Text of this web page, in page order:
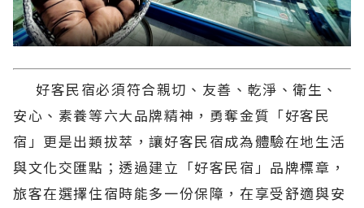
好客民宿必須符合親切、友善、乾淨、衛生、
安心、素養等六大品牌精神，勇奪金質「好客民
宿」更是出類拔萃，讓好客民宿成為體驗在地生活
與文化交匯點；透過建立「好客民宿」品牌標章，
旅客在選擇住宿時能多一份保障，在享受舒適與安